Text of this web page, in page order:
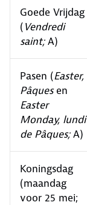
Goede Vrijdag
(Vendredi
saint;A)
Pasen (Easter,
Pâquesen
Easter
Monday, lundi
de Pâques;A)
Koningsdag
(maandag
voor 25 mei;